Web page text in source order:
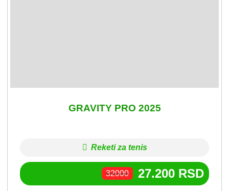
GRAVITY PRO 2025
Reketi za tenis
32000 27.200 RSD